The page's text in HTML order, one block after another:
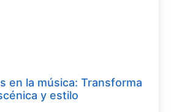
en la música: Transforma
y estilo